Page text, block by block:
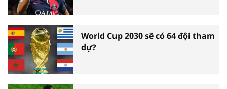
World Cup 2030 sẽ có 64 đội tham
dự?